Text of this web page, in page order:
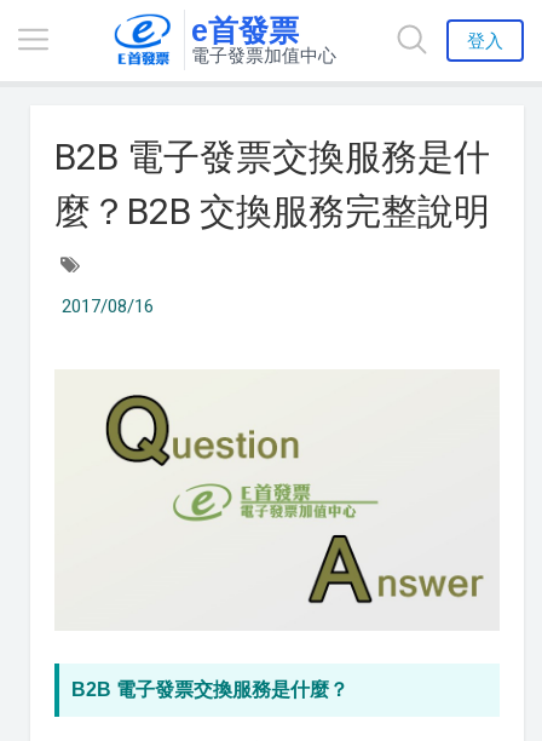
e首發票
電子發票加值中心
登入
B2B 電子發票交換服務是什
麼？B2B 交換服務完整說明
2017/08/16
B2B 電子發票交換服務是什麼？